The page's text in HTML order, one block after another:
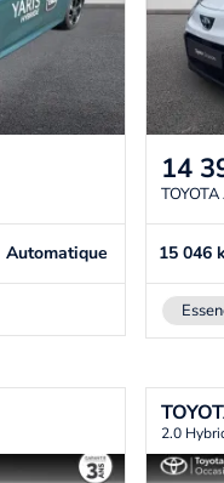
Automatique
14
15 046
2.0